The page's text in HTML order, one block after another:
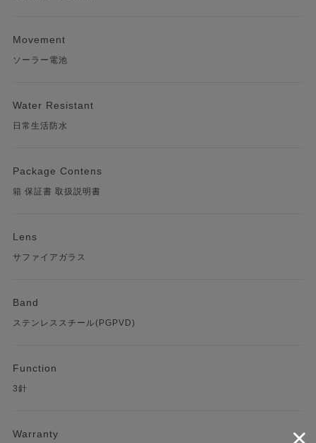
Movement
ソーラー電池
Water Resistant
日常生活防水
Package Contens
箱 保証書 取扱説明書
Lens
サファイアガラス
Band
ステンレススチール(PGPVD)
Function
3針
Warranty